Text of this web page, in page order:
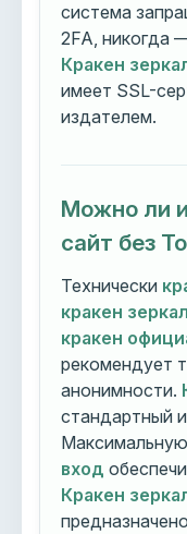
система
2FA, никогда
Кракен
имеет SSL-
издателем.
Можно ли
сайт без
Технически
кракен
кракен
рекомендует
анонимности.
стандартный
вход
Кракен